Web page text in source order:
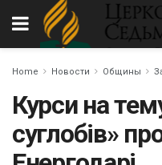
Home Новости Общины
Курси на
суглобів»